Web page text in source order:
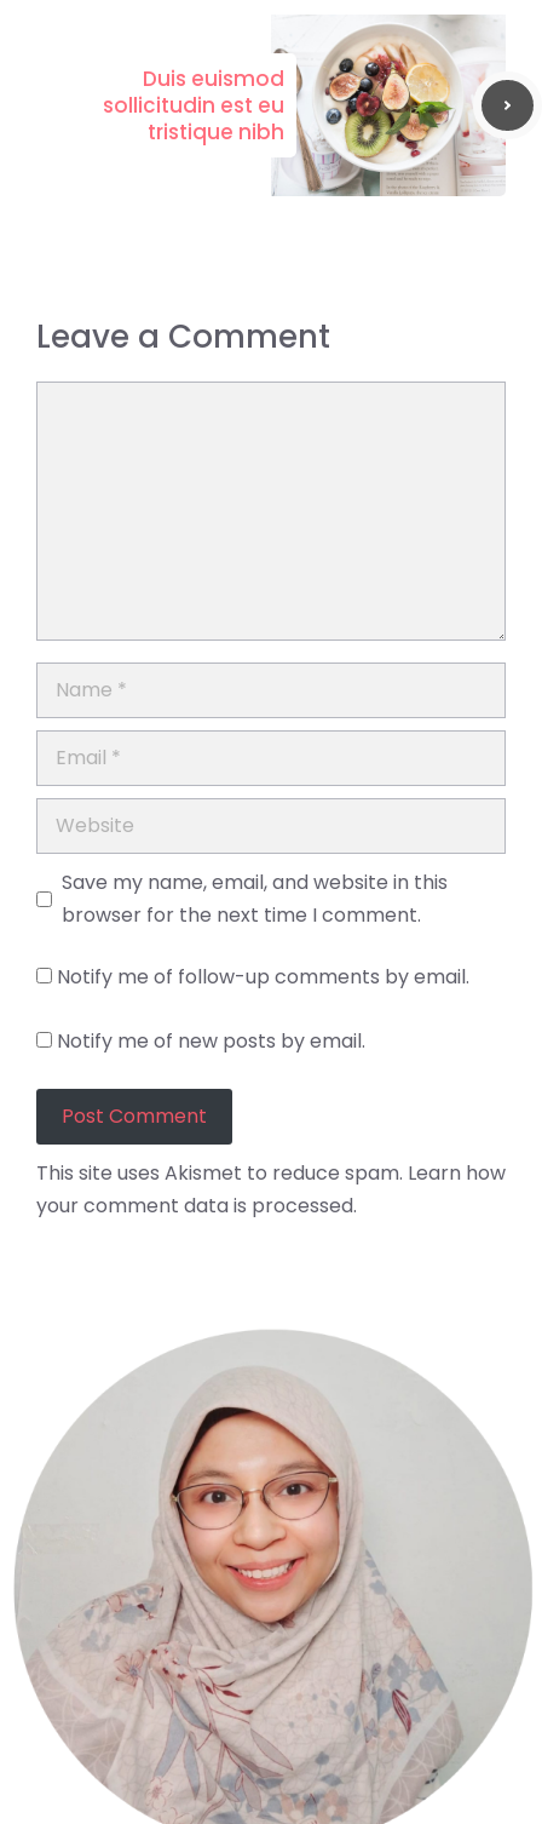
Duis euismod
sollicitudin est eu
tristique nibh
Leave a Comment
Name
Email
Website
Save my name, email, and website in this
browser for the next time I comment.
Notify me of follow-up comments by email.
Notify me of new posts by email.
This site uses Akismet to reduce spam. Learn how
your comment data is processed.